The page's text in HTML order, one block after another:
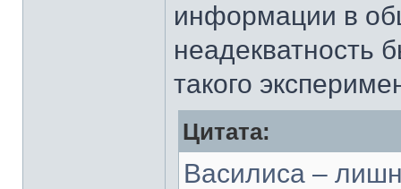
информации в
неадекватность
такого
Цитата:
Василиса –